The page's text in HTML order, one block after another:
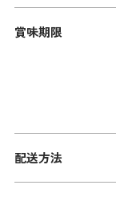
賞味期限
配送方法